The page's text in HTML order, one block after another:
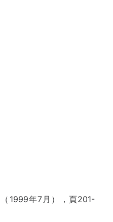
1999年7月），頁201-